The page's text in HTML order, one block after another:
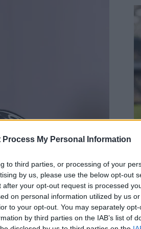
Process My Personal Information
to third parties, or processing of your
by us, please use the below opt-out
your opt-out request is processed
on personal information utilized by us
to your opt-out. You may separately
by third parties on the IAB’s list of
ollut valtavan tarkan
aina yhtä kiinnostavaa